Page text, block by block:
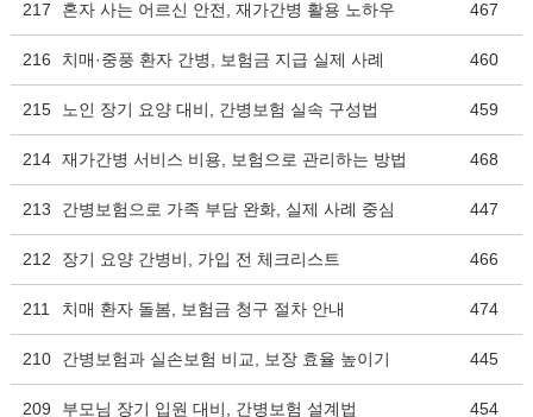
217 혼자 사는 어르신 안전, 재가간병 활용 노하우 467
216 치매·중풍 환자 간병, 보험금 지급 실제 사례 460
215 노인 장기 요양 대비, 간병보험 실속 구성법 459
214 재가간병 서비스 비용, 보험으로 관리하는 방법 468
213 간병보험으로 가족 부담 완화, 실제 사례 중심 447
212 장기 요양 간병비, 가입 전 체크리스트 466
211 치매 환자 돌봄, 보험금 청구 절차 안내 474
210 간병보험과 실손보험 비교, 보장 효율 높이기 445
209 부모님 장기 입원 대비, 간병보험 설계법 454